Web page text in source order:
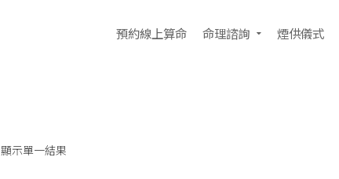
預約線上算命 命理諮詢 煙供儀式
顯示單一結果